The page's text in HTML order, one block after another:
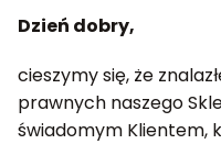
Dzień dobry,
cieszymy się, że
prawnych naszego
świadomym Klientem,